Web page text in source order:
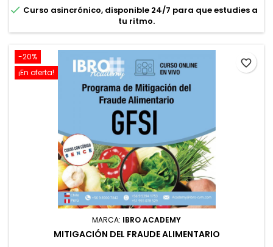
los riesgos hacia los alimentos. Este curso se desarrolla...
 Curso asincrónico, disponible 24/7 para que estudies a
tu ritmo.
-20%
¡En oferta!
MARCA: IBRO ACADEMY
MITIGACIÓN DEL FRAUDE ALIMENTARIO
favorite_border